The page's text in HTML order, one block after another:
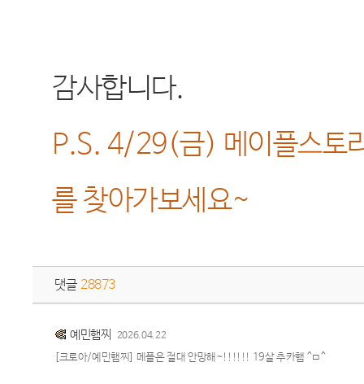
감사합니다.
P.S. 4/29(금) 메이플스토
를 찾아가보세요~
댓글 28873
예민햄찌 2026.04.22
[크로아/예민햄찌] 메플은 절대 안망해~!!!!!! 19살 추카햄 ^ㅁ^